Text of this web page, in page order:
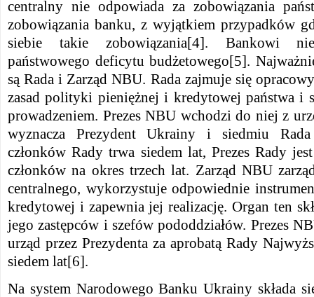
centralny nie odpowiada za zobowiązania
zobowiązania banku, z wyjątkiem przypadków
siebie takie zobowiązania[4]. Bankowi
państwowego deficytu budżetowego[5].
są Rada i Zarząd NBU. Rada zajmuje się
zasad polityki pieniężnej i kredytowej państwa i
prowadzeniem. Prezes NBU wchodzi do niej z
wyznacza Prezydent Ukrainy i siedmiu Rada
członków Rady trwa siedem lat, Prezes Rady
członków na okres trzech lat. Zarząd NBU
centralnego, wykorzystuje odpowiednie
kredytowej i zapewnia jej realizację. Organ ten
jego zastępców i szefów pododdziałów. Prezes
urząd przez Prezydenta za aprobatą Rady
siedem lat[6].
Na system Narodowego Banku Ukrainy składa